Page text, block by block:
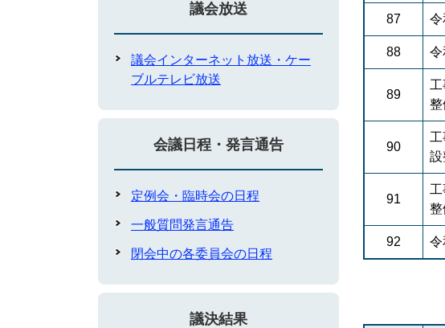
87 令
88 令
89
整
90
設
91
整
92 令
議会放送
議会インターネット放送・ケー
ブルテレビ放送
会議日程・発言通告
定例会・臨時会の日程
一般質問発言通告
閉会中の各委員会の日程
議決結果